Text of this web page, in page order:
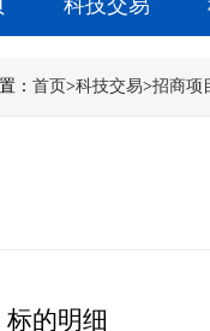
科技交易
： 首页>科技交易>招商项
标的明细